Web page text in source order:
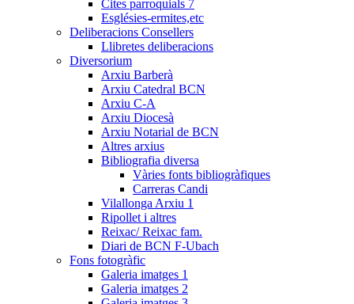
Cites parroquials 7
Esglésies-ermites,etc
Deliberacions Consellers
Llibretes deliberacions
Diversorium
Arxiu Barberà
Arxiu Catedral BCN
Arxiu C-A
Arxiu Diocesà
Arxiu Notarial de BCN
Altres arxius
Bibliografia diversa
Vàries fonts bibliogràfiques
Carreras Candi
Vilallonga Arxiu 1
Ripollet i altres
Reixac/ Reixac fam.
Diari de BCN F-Ubach
Fons fotogràfic
Galeria imatges 1
Galeria imatges 2